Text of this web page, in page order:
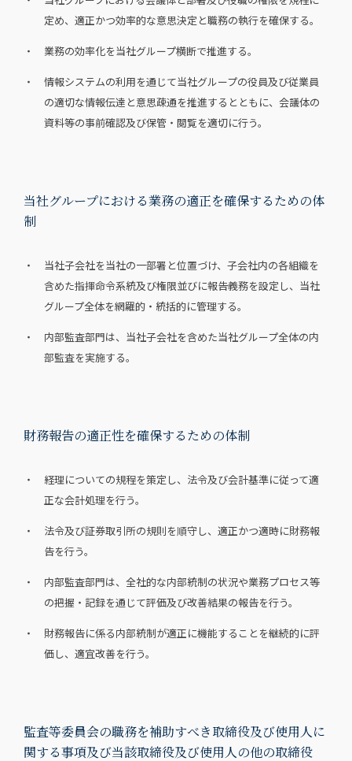
定め、適正かつ効率的な意思決定と職務の執行を確保する。
・ 業務の効率化を当社グループ横断で推進する。
・ 情報システムの利用を通じて当社グループの役員及び従業員
の適切な情報伝達と意思疎通を推進するとともに、会議体の
資料等の事前確認及び保管・閲覧を適切に行う。
当社グループにおける業務の適正を確保するための体
制
・ 当社子会社を当社の一部署と位置づけ、子会社内の各組織を
含めた指揮命令系統及び権限並びに報告義務を設定し、当社
グループ全体を網羅的・統括的に管理する。
・ 内部監査部門は、当社子会社を含めた当社グループ全体の内
部監査を実施する。
財務報告の適正性を確保するための体制
・ 経理についての規程を策定し、法令及び会計基準に従って適
正な会計処理を行う。
・ 法令及び証券取引所の規則を順守し、適正かつ適時に財務報
告を行う。
・ 内部監査部門は、全社的な内部統制の状況や業務プロセス等
の把握・記録を通じて評価及び改善結果の報告を行う。
・ 財務報告に係る内部統制が適正に機能することを継続的に評
価し、適宜改善を行う。
監査等委員会の職務を補助すべき取締役及び使用人に
関する事項及び当該取締役及び使用人の他の取締役